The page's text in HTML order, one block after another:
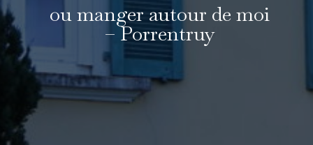
ou manger autour de moi
– Porrentruy